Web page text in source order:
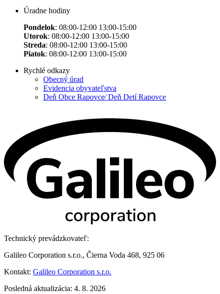
Úradne hodiny
Pondelok: 08:00-12:00 13:00-15:00
Utorok: 08:00-12:00 13:00-15:00
Streda: 08:00-12:00 13:00-15:00
Piatok: 08:00-12:00 13:00-15:00
Rychlé odkazy
Obecný úrad
Evidencia obyvateľstva
Deň Obce Rapovce⁄ Deň Detí Rapovce
Technický prevádzkovateľ:
Galileo Corporation s.r.o., Čierna Voda 468, 925 06
Kontakt: Galileo Corporation s.r.o.
Posledná aktualizácia: 4. 8. 2026